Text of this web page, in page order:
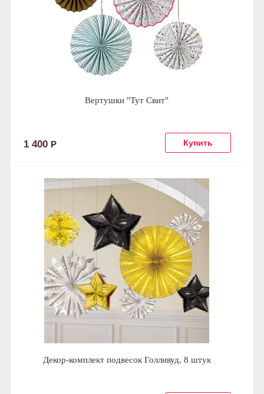
Вертушки "Тут Свит"
1 400 Р
Декор-комплект подвесок Голливуд, 8 штук